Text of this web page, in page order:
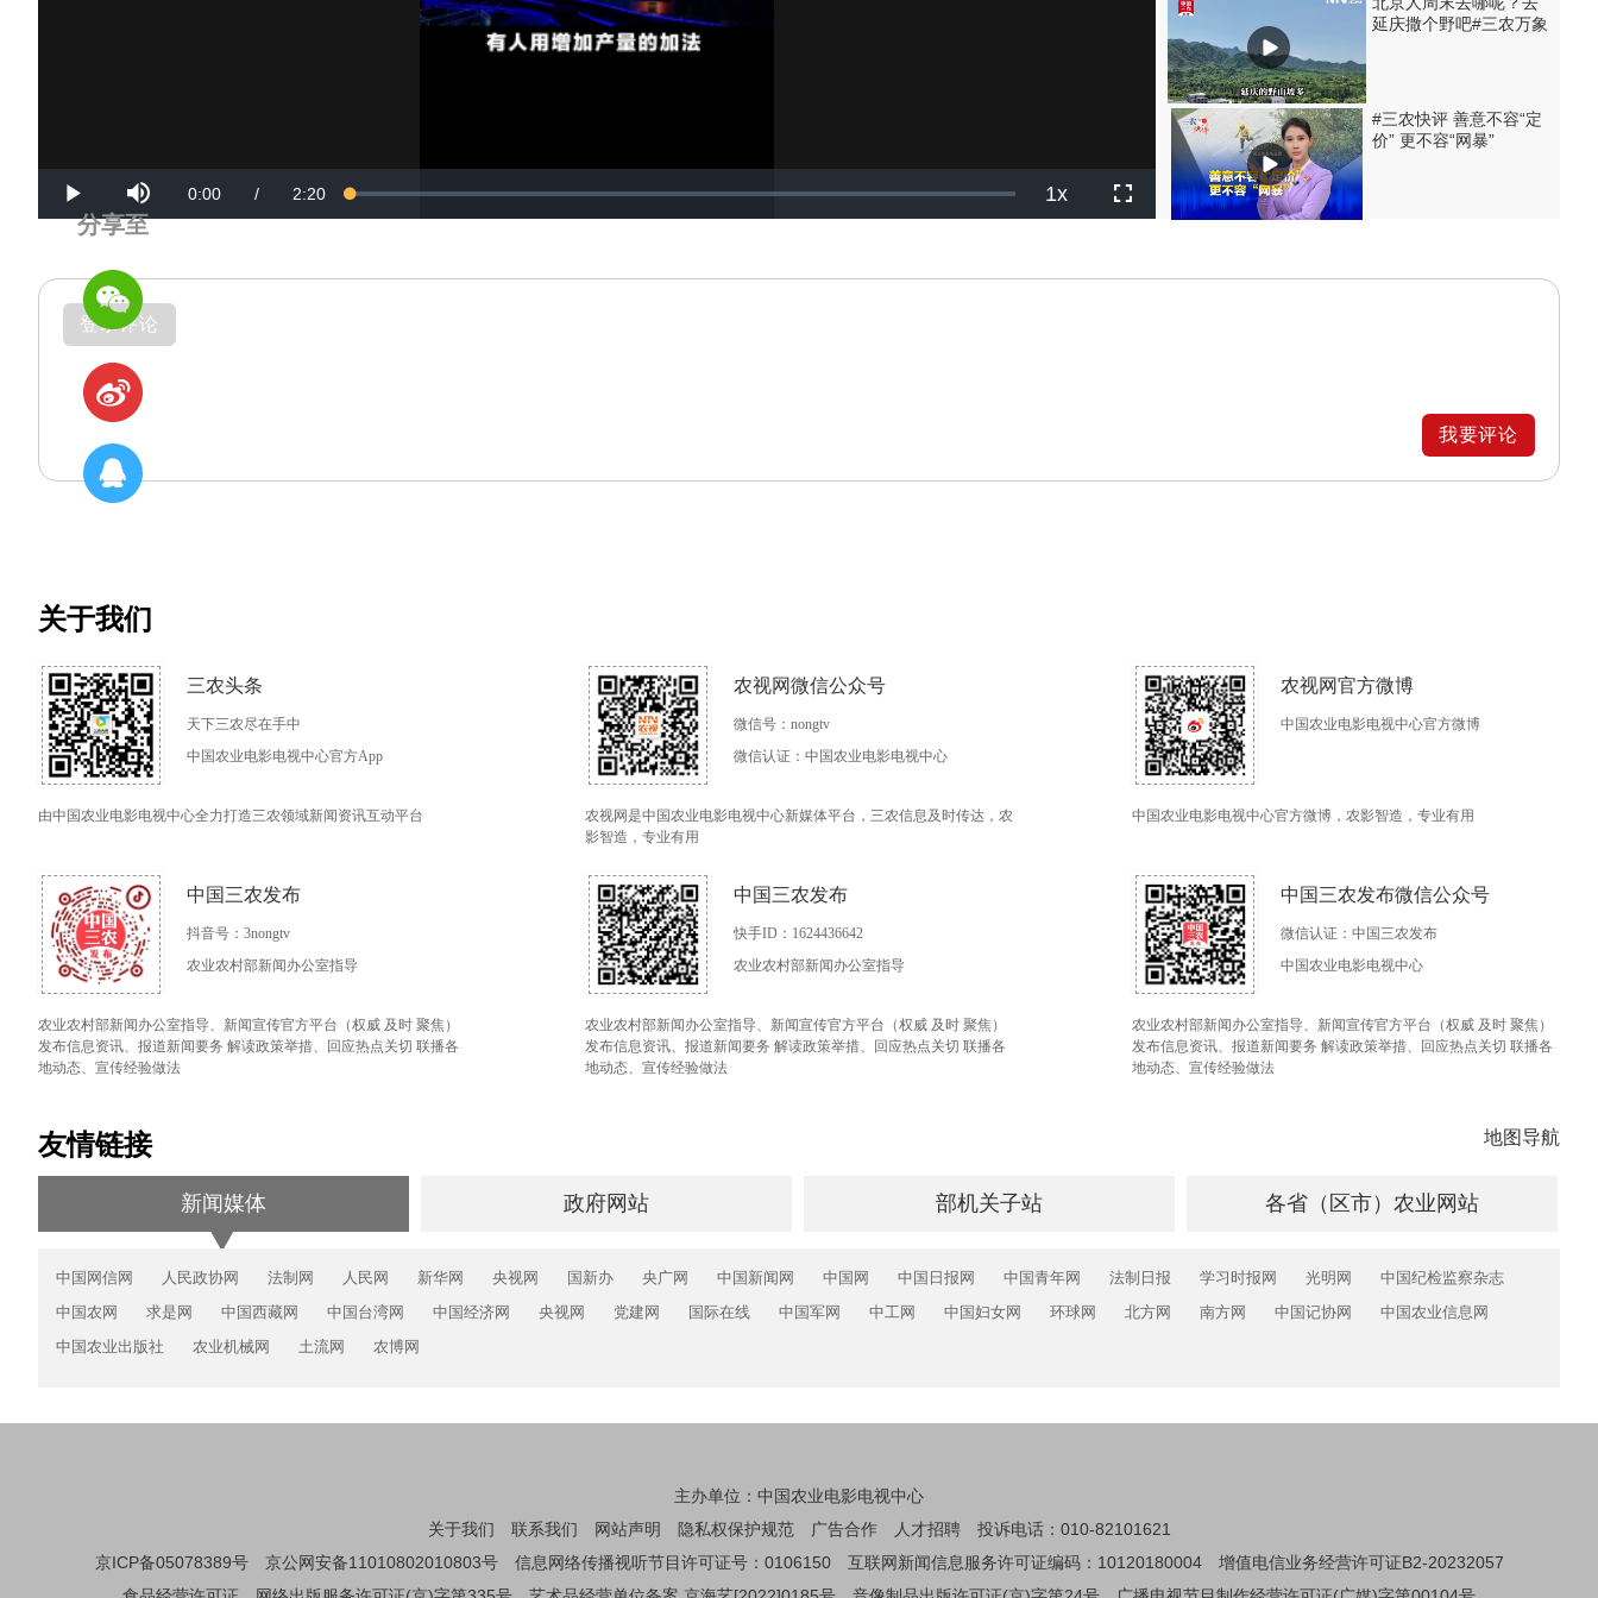
Video
Play Current
0:00 / Duration
2:20 Loaded:
0%
Progress:
0%
Rate
1x Fullscreen
延庆撒个野吧#三农万象
#三农快评 善意不容“定
价” 更不容“网暴”
登录评论
我要评论
关于我们
三农头条
天下三农尽在手中
中国农业电影电视中心官方App
由中国农业电影电视中心全力打造三农领域新闻资讯互动平台
农视网微信公众号
微信号：nongtv
微信认证：中国农业电影电视中心
农视网是中国农业电影电视中心新媒体平台，三农信息及时传达，农
影智造，专业有用
农视网官方微博
中国农业电影电视中心官方微博
中国农业电影电视中心官方微博，农影智造，专业有用
中国三农发布
抖音号：3nongtv
农业农村部新闻办公室指导
农业农村部新闻办公室指导、新闻宣传官方平台（权威 及时 聚焦）
发布信息资讯、报道新闻要务 解读政策举措、回应热点关切 联播各
地动态、宣传经验做法
中国三农发布
快手ID：1624436642
农业农村部新闻办公室指导
农业农村部新闻办公室指导、新闻宣传官方平台（权威 及时 聚焦）
发布信息资讯、报道新闻要务 解读政策举措、回应热点关切 联播各
地动态、宣传经验做法
中国三农发布微信公众号
微信认证：中国三农发布
中国农业电影电视中心
农业农村部新闻办公室指导、新闻宣传官方平台（权威 及时 聚焦）
发布信息资讯、报道新闻要务 解读政策举措、回应热点关切 联播各
地动态、宣传经验做法
友情链接 地图导航
新闻媒体 政府网站 部机关子站 各省（区市）农业网站
中国网信网 人民政协网 法制网 人民网 新华网 央视网 国新办 央广网 中国新闻网 中国网 中国日报网 中国青年网 法制日报 学习时报网 光明网
中国纪检监察杂志
中国农网
求是网 中国西藏网 中国台湾网 中国经济网 央视网 党建网 国际在线 中国军网 中工网 中国妇女网 环球网 北方网 南方网 中国记协网
中国农业信息网
中国农业出版社
农业机械网 土流网 农博网
主办单位：中国农业电影电视中心
关于我们
联系我们 网站声明 隐私权保护规范 广告合作 人才招聘
投诉电话：010-82101621
京ICP备05078389号
京公网安备11010802010803号 信息网络传播视听节目许可证号：0106150 互联网新闻信息服务许可证编码：10120180004
增值电信业务经营许可证B2-20232057
分享至